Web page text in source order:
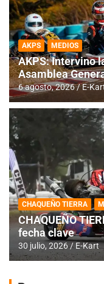
AKPS MEDIOS
AKPS: Intervino
Asamblea
6 agosto, 2026 E-
CHAQUEÑO TIERRA
CHAQUEÑO
fecha clave
30 julio, 2026 E-Kart